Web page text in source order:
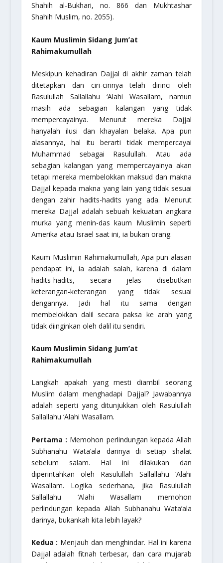
Shahih al-Bukhari, no. 866 dan Mukhtashar
Shahih Muslim, no. 2055).
Kaum Muslimin Sidang Jum’at
Rahimakumullah
Meskipun kehadiran Dajjal di akhir zaman telah
ditetapkan dan ciri-cirinya telah dirinci oleh
Rasulullah Sallallahu ‘Alahi Wasallam, namun
masih ada sebagian kalangan yang tidak
mempercayainya. Menurut mereka Dajjal
hanyalah ilusi dan khayalan belaka. Apa pun
alasannya, hal itu berarti tidak mempercayai
Muhammad sebagai Rasulullah. Atau ada
sebagian kalangan yang mempercayainya akan
tetapi mereka membelokkan maksud dan makna
Dajjal kepada makna yang lain yang tidak sesuai
dengan zahir hadits-hadits yang ada. Menurut
mereka Dajjal adalah sebuah kekuatan angkara
murka yang menin-das kaum Muslimin seperti
Amerika atau Israel saat ini, ia bukan orang.
Kaum Muslimin Rahimakumullah, Apa pun alasan
pendapat ini, ia adalah salah, karena di dalam
hadits-hadits, secara jelas disebutkan
keterangan-keterangan yang tidak sesuai
dengannya. Jadi hal itu sama dengan
membelokkan dalil secara paksa ke arah yang
tidak diinginkan oleh dalil itu sendiri.
Kaum Muslimin Sidang Jum’at
Rahimakumullah
Langkah apakah yang mesti diambil seorang
Muslim dalam menghadapi Dajjal? Jawabannya
adalah seperti yang ditunjukkan oleh Rasulullah
Sallallahu ‘Alahi Wasallam.
Pertama : Memohon perlindungan kepada Allah
Subhanahu Wata’ala darinya di setiap shalat
sebelum salam. Hal ini dilakukan dan
diperintahkan oleh Rasulullah Sallallahu ‘Alahi
Wasallam. Logika sederhana, jika Rasulullah
Sallallahu ‘Alahi Wasallam memohon
perlindungan kepada Allah Subhanahu Wata’ala
darinya, bukankah kita lebih layak?
Kedua : Menjauh dan menghindar. Hal ini karena
Dajjal adalah fitnah terbesar, dan cara mujarab